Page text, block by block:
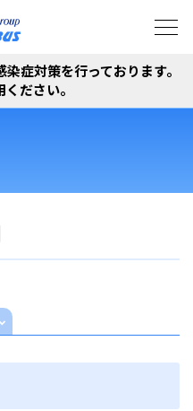
症対策を行っております。
ださい。